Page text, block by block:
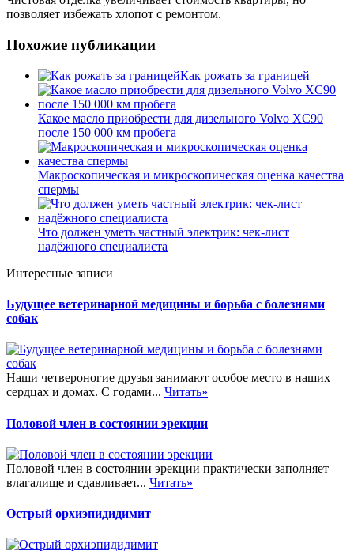
позволяет избежать хлопот с ремонтом.
Похожие публикации
Как рожать за границей
Какое масло приобрести для дизельного Volvo XC90
после 150 000 км пробега
Макроскопическая и микроскопическая оценка качества
спермы
Что должен уметь частный электрик: чек-лист
надёжного специалиста
Интересные записи
Будущее ветеринарной медицины и борьба с болезнями
собак
Наши четвероногие друзья занимают особое место в наших
сердцах и домах. С годами... Читать»
Половой член в состоянии эрекции
Половой член в состоянии эрекции практически заполняет
влагалище и сдавливает... Читать»
Острый орхиэпидидимит